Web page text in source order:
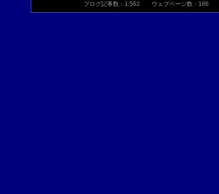
ブログ記事数：1,562 ウェブページ数：186